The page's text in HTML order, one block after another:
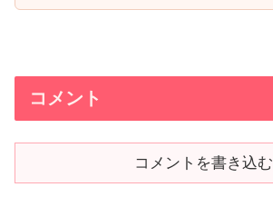
コメント
コメントを書き込む